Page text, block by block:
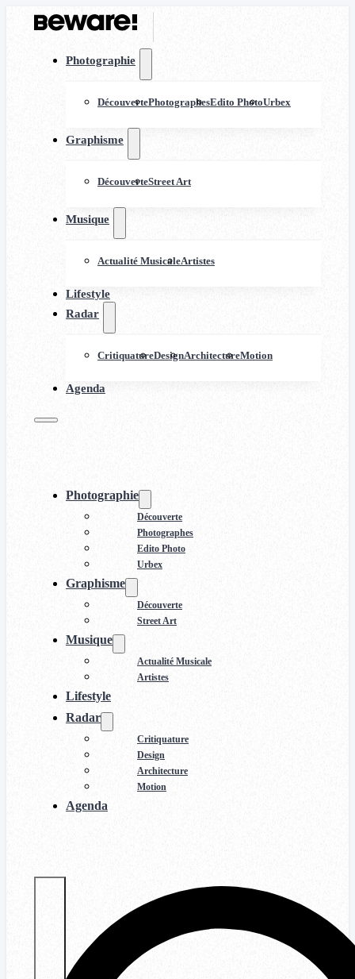
Photographie
DécouvertePhotographesEdito PhotoUrbex
Graphisme
DécouverteStreet Art
Musique
Actualité MusicaleArtistes
Lifestyle
Radar
CritiquatureDesignArchitectureMotion
Agenda
Photographie
Découverte
Photographes
Edito Photo
Urbex
Graphisme
Découverte
Street Art
Musique
Actualité Musicale
Artistes
Lifestyle
Radar
Critiquature
Design
Architecture
Motion
Agenda